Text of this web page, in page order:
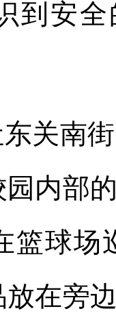
到安
关南
内部
篮球场
在旁